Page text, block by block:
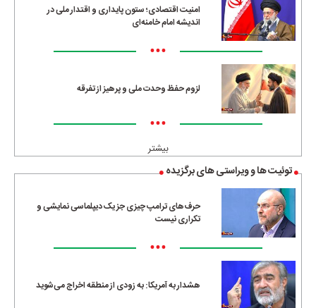
امنیت اقتصادی؛ ستون پایداری و اقتدار ملی در
اندیشه امام خامنه‌ای
•••
لزوم حفظ وحدت ملی و پرهیز از تفرقه
•••
بیشتر
توئیت ها و ویراستی های برگزیده
حرف‌های ترامپ چیزی جز یک دیپلماسی نمایشی و
تکراری نیست
•••
هشدار به آمریکا: به زودی از منطقه اخراج می‌شوید